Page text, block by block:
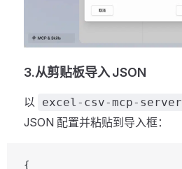
3.从剪贴板导入 JSON
以 excel-csv-mcp-server
JSON 配置并粘贴到导入框：
{